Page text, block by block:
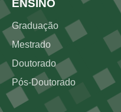
ENSINO
Graduação
Mestrado
Doutorado
Pós-Doutorado